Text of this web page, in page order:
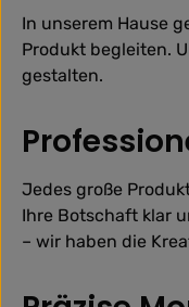
In unserem Hause
Produkt begleiten.
gestalten.
Jedes große
Ihre Botschaft klar
– wir haben die